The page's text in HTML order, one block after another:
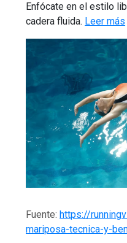
Enfócate en el estilo
cadera fluida. Leer más
Fuente:https://
mariposa-tecnica-y-